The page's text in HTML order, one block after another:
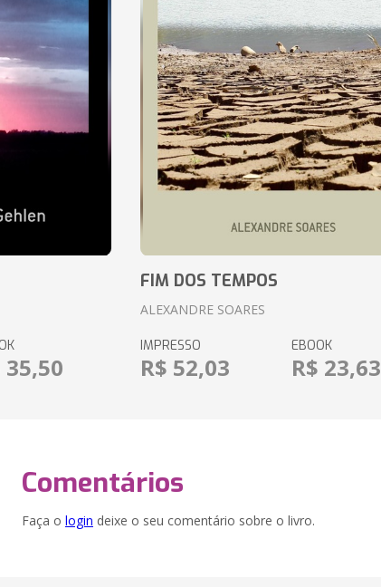
35,50
FIM DOS TEMPOS
ALEXANDRE SOARES
IMPRESSO
R$ 52,03
EBOOK
R$ 23,63
Comentários
Faça o login deixe o seu comentário sobre o livro.